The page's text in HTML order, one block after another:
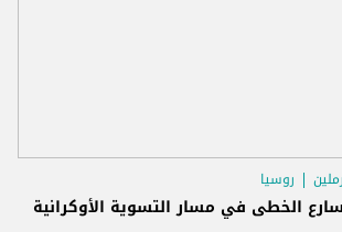
روسيا
الخطى في مسار التسوية الأوكرانية